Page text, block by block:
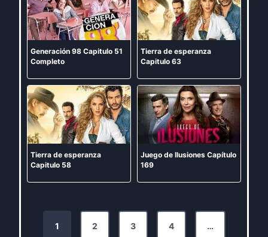
Generación 98 Capitulo 51
Completo
Tierra de esperanza
Capitulo 63
Tierra de esperanza
Capitulo 58
Juego de Ilusiones Capítulo
169
1 2 3 4 …